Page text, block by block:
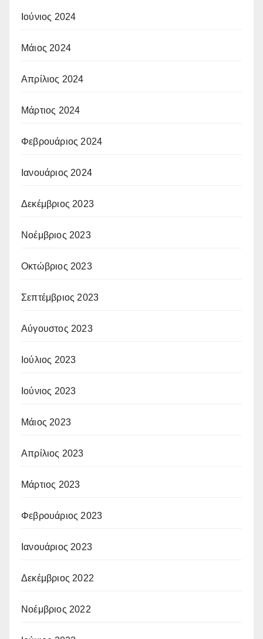
Ιούνιος 2024
Μάιος 2024
Απρίλιος 2024
Μάρτιος 2024
Φεβρουάριος 2024
Ιανουάριος 2024
Δεκέμβριος 2023
Νοέμβριος 2023
Οκτώβριος 2023
Σεπτέμβριος 2023
Αύγουστος 2023
Ιούλιος 2023
Ιούνιος 2023
Μάιος 2023
Απρίλιος 2023
Μάρτιος 2023
Φεβρουάριος 2023
Ιανουάριος 2023
Δεκέμβριος 2022
Νοέμβριος 2022